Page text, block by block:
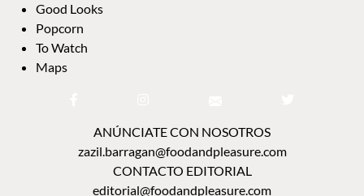
Good Looks
Popcorn
To Watch
Maps
ANÚNCIATE CON NOSOTROS
zazil.barragan@foodandpleasure.com
CONTACTO EDITORIAL
editorial@foodandpleasure.com